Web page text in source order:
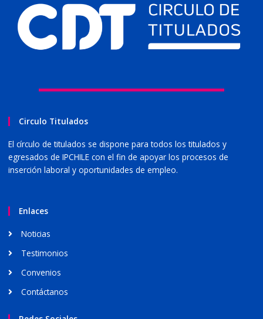
Circulo Titulados
El círculo de titulados se dispone para todos los titulados y
egresados de IPCHILE con el fin de apoyar los procesos de
inserción laboral y oportunidades de empleo.
Enlaces
Noticias
Testimonios
Convenios
Contáctanos